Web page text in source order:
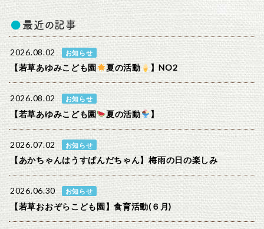
最近の記事
2026.08.02 お知らせ
【若草あゆみこども園 夏の活動 】NO2
2026.08.02 お知らせ
【若草あゆみこども園 夏の活動 】
2026.07.02 お知らせ
【あかちゃんはうすぱんだちゃん】梅雨の日の楽しみ
2026.06.30 お知らせ
【若草おおぞらこども園】食育活動(６月)